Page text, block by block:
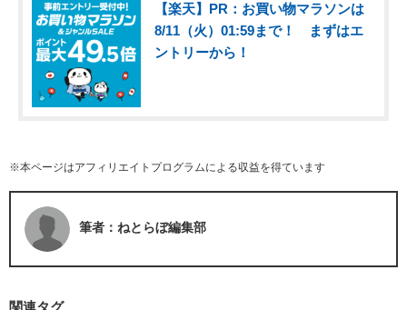
【楽天】PR：お買い物マラソンは
8/11（火）01:59まで！ まずはエ
ントリーから！
※本ページはアフィリエイトプログラムによる収益を得ています
筆者：ねとらぼ編集部